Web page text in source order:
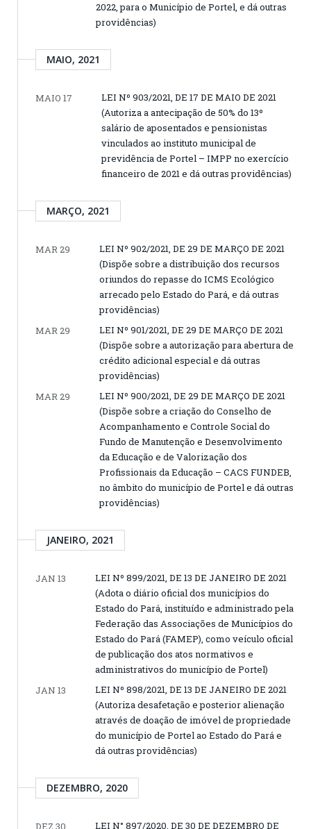
2022, para o Município de Portel, e dá outras
providências)
MAIO, 2021
MAIO 17
LEI Nº 903/2021, DE 17 DE MAIO DE 2021
(Autoriza a antecipação de 50% do 13º
salário de aposentados e pensionistas
vinculados ao instituto municipal de
previdência de Portel – IMPP no exercício
financeiro de 2021 e dá outras providências)
MARÇO, 2021
MAR 29
LEI Nº 902/2021, DE 29 DE MARÇO DE 2021
(Dispõe sobre a distribuição dos recursos
oriundos do repasse do ICMS Ecológico
arrecado pelo Estado do Pará, e dá outras
providências)
MAR 29
LEI Nº 901/2021, DE 29 DE MARÇO DE 2021
(Dispõe sobre a autorização para abertura de
crédito adicional especial e dá outras
providências)
MAR 29
LEI Nº 900/2021, DE 29 DE MARÇO DE 2021
(Dispõe sobre a criação do Conselho de
Acompanhamento e Controle Social do
Fundo de Manutenção e Desenvolvimento
da Educação e de Valorização dos
Profissionais da Educação – CACS FUNDEB,
no âmbito do município de Portel e dá outras
providências)
JANEIRO, 2021
JAN 13
LEI Nº 899/2021, DE 13 DE JANEIRO DE 2021
(Adota o diário oficial dos municípios do
Estado do Pará, instituído e administrado pela
Federação das Associações de Municípios do
Estado do Pará (FAMEP), como veículo oficial
de publicação dos atos normativos e
administrativos do município de Portel)
JAN 13
LEI Nº 898/2021, DE 13 DE JANEIRO DE 2021
(Autoriza desafetação e posterior alienação
através de doação de imóvel de propriedade
do município de Portel ao Estado do Pará e
dá outras providências)
DEZEMBRO, 2020
DEZ 30 LEI N° 897/2020, DE 30 DE DEZEMBRO DE